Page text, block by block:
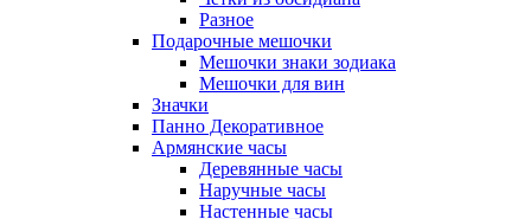
Разное
Подарочные мешочки
Мешочки знаки зодиака
Мешочки для вин
Значки
Панно Декоративное
Армянские часы
Деревянные часы
Наручные часы
Настенные часы